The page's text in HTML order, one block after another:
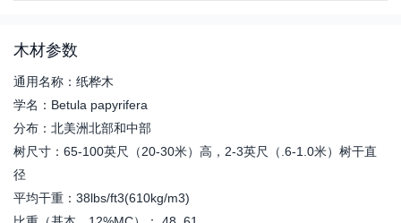
木材参数
通用名称：纸桦木
学名：Betula papyrifera
分布：北美洲北部和中部
树尺寸：65-100英尺（20-30米）高，2-3英尺（.6-1.0米）树干直
径
平均干重：38lbs/ft3(610kg/m3)